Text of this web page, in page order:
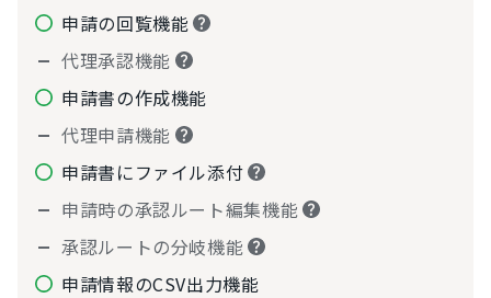
申請の回覧機能
代理承認機能
申請書の作成機能
代理申請機能
申請書にファイル添付
申請時の承認ルート編集機能
承認ルートの分岐機能
申請情報のCSV出力機能